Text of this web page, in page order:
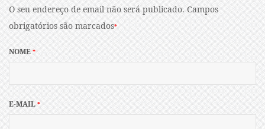
O seu endereço de email não será publicado.Campos
obrigatórios são marcados*
NOME*
E-MAIL*